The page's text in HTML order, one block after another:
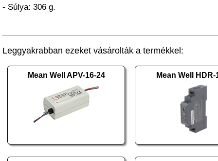
- Súlya: 306 g.
Leggyakrabban ezeket vásárolták a termékkel:
Mean Well APV-16-24 Mean Well HDR-